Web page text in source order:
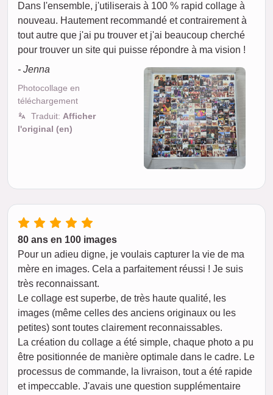
Dans l'ensemble, j'utiliserais à 100 % rapid collage à
nouveau. Hautement recommandé et contrairement à
tout autre que j'ai pu trouver et j'ai beaucoup cherché
pour trouver un site qui puisse répondre à ma vision !
- Jenna
Photocollage en
téléchargement
Traduit: Afficher
l'original (en)
80 ans en 100 images
Pour un adieu digne, je voulais capturer la vie de ma
mère en images. Cela a parfaitement réussi ! Je suis
très reconnaissant.
Le collage est superbe, de très haute qualité, les
images (même celles des anciens originaux ou les
petites) sont toutes clairement reconnaissables.
La création du collage a été simple, chaque photo a pu
être positionnée de manière optimale dans le cadre. Le
processus de commande, la livraison, tout a été rapide
et impeccable. J'avais une question supplémentaire